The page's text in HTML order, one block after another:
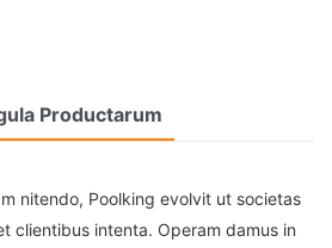
Productarum
nitendo, Poolking evolvit ut societas
clientibus intenta. Operam damus in